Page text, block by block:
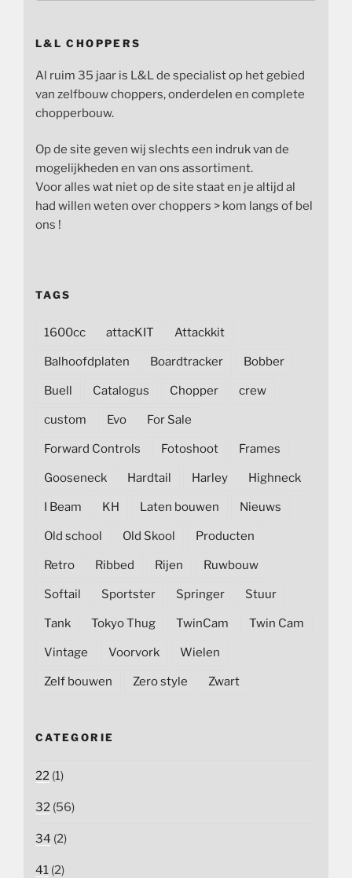
L&L CHOPPERS
Al ruim 35 jaar is L&L de specialist op het gebied
van zelfbouw choppers, onderdelen en complete
chopperbouw.
Op de site geven wij slechts een indruk van de
mogelijkheden en van ons assortiment.
Voor alles wat niet op de site staat en je altijd al
had willen weten over choppers > kom langs of bel
ons !
TAGS
1600cc attacKIT Attackkit
Balhoofdplaten Boardtracker Bobber
Buell Catalogus Chopper crew
custom Evo For Sale
Forward Controls Fotoshoot Frames
Gooseneck Hardtail Harley Highneck
I Beam KH Laten bouwen Nieuws
Old school Old Skool Producten
Retro Ribbed Rijen Ruwbouw
Softail Sportster Springer Stuur
Tank Tokyo Thug TwinCam Twin Cam
Vintage Voorvork Wielen
Zelf bouwen Zero style Zwart
CATEGORIE
22 (1)
32 (56)
34 (2)
41 (2)